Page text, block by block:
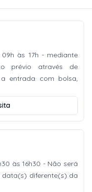
às 17h - mediante
prévio através de
entrada com bolsa,
às 16h30 - Não será
diferente(s) da